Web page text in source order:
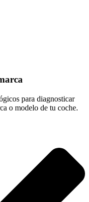
para diagnosticar
o modelo de tu coche.